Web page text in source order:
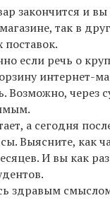
закончится и вы
так в
если речь о
интернет-
Возможно, через
а сегодня
Выясните, как
И вы как раз
здравым